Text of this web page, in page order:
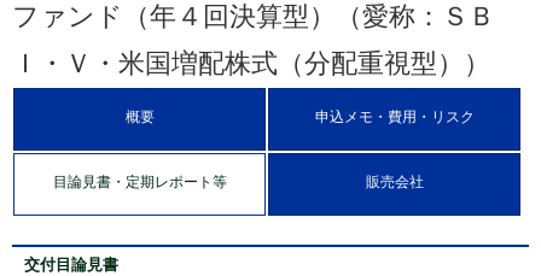
ファンド（年４回決算型）（愛称：ＳＢ
Ｉ・Ｖ・米国増配株式（分配重視型））
概要 申込メモ・費用・リスク
目論見書・定期レポート等 販売会社
交付目論見書